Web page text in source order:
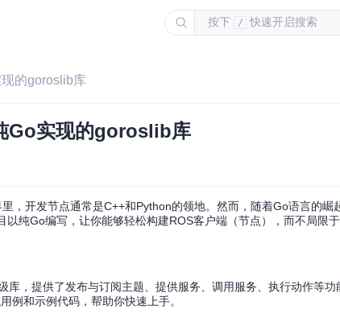
按下 / 快速开启搜索
的goroslib库
Go实现的goroslib库
，开发节点通常是C++和Python的领地。然而，随着Go语言的
以纯Go编写，让你能够轻松构建ROS客户端（节点），而不局限于
库，提供了发布与订阅主题、提供服务、调用服务、执行动作等功
例和示例代码，帮助你快速上手。